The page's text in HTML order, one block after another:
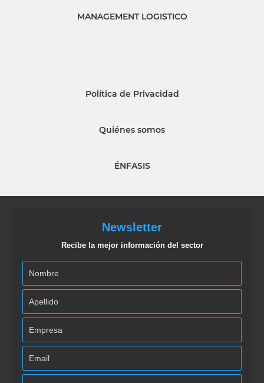
MANAGEMENT LOGISTICO
Política de Privacidad
Quiénes somos
ÉNFASIS
Newsletter
Recibe la mejor información del sector